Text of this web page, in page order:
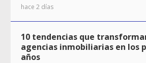
hace 2 días
10 tendencias que
agencias inmobiliarias en los
años